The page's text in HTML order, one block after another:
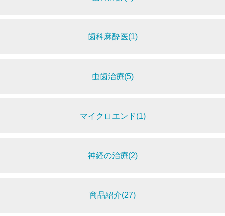
歯科麻酔医(1)
虫歯治療(5)
マイクロエンド(1)
神経の治療(2)
商品紹介(27)